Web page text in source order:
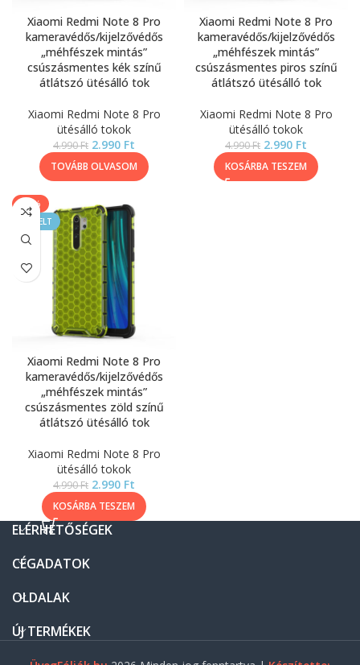
Xiaomi Redmi Note 8 Pro
kameravédős/kijelzővédős
„méhfészek mintás”
csúszásmentes kék színű
átlátszó ütésálló tok
Xiaomi Redmi Note 8 Pro
ütésálló tokok
4.990Ft 2.990 Ft
TOVÁBB OLVASOM
Xiaomi Redmi Note 8 Pro
kameravédős/kijelzővédős
„méhfészek mintás”
csúszásmentes piros színű
átlátszó ütésálló tok
Xiaomi Redmi Note 8 Pro
ütésálló tokok
4.990Ft 2.990 Ft
KOSÁRBA TESZEM
-40%
KIEMELT
Xiaomi Redmi Note 8 Pro
kameravédős/kijelzővédős
„méhfészek mintás”
csúszásmentes zöld színű
átlátszó ütésálló tok
Xiaomi Redmi Note 8 Pro
ütésálló tokok
4.990Ft 2.990 Ft
KOSÁRBA TESZEM
ELÉRHETŐSÉGEK
CÉGADATOK
OLDALAK
ÚJ TERMÉKEK